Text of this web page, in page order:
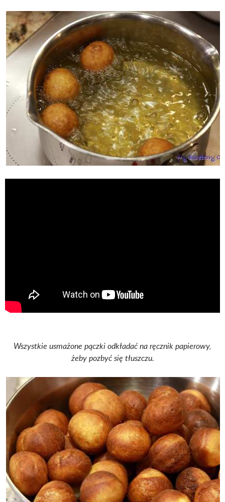
Wszystkie usmażone pączki odkładać na ręcznik papierowy,
żeby pozbyć się tłuszczu.